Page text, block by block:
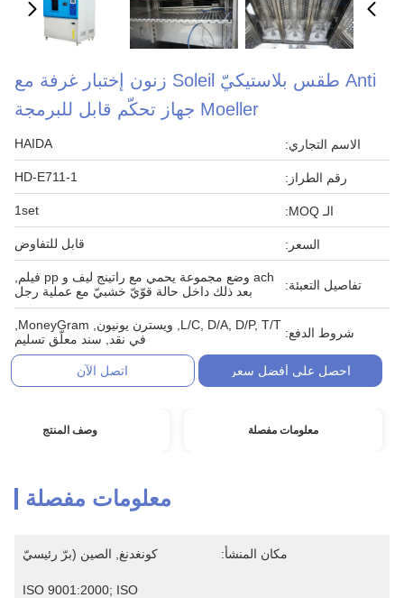
Anti طقس بلاستيكيّ Soleil زنون إختبار غرفة مع
Moeller جهاز تحكّم قابل للبرمجة
الاسم التجاري: HAIDA
رقم الطراز: HD-E711-1
الـ MOQ: 1set
السعر: قابل للتفاوض
تفاصيل التعبئة:
ach وضع مجموعة يحمي مع راتينج ليف و pp فيلم,
بعد ذلك داخل حالة قوّيّ خشبيّ مع عملية رجل
شروط الدفع:
في نقد, سند معلّق تسليم
احصل على أفضل سعر اتصل الآن
معلومات مفصلة وصف المنتج
معلومات مفصلة
مكان المنشأ: كونغدنغ, الصين (برّ رئيسيّ
ISO 9001:2000; ISO